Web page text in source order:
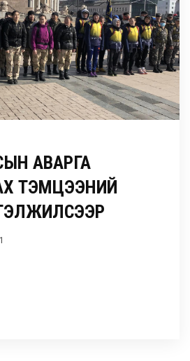
АВАРГА
ТЭМЦЭЭНИЙ